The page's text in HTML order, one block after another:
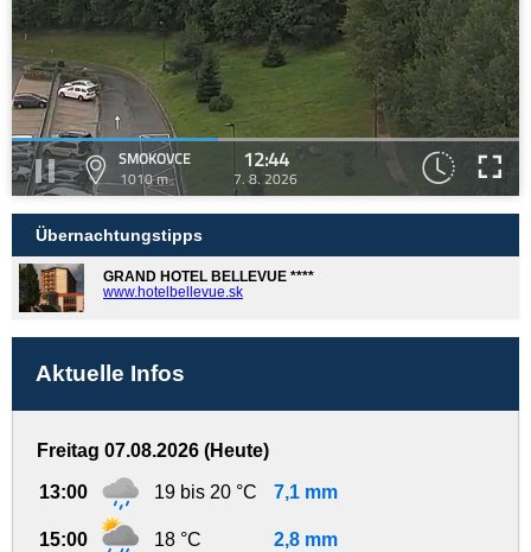
SMOKOVCE
1010 m
12:44
7. 8. 2026
Übernachtungstipps
GRAND HOTEL BELLEVUE ****
www.hotelbellevue.sk
Aktuelle Infos
Freitag 07.08.2026 (Heute)
13:00 19 bis 20 °C 7,1 mm
15:00 18 °C 2,8 mm